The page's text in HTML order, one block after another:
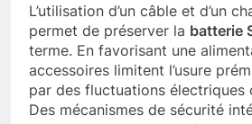
L’utilisation d’un câble et d’un
permet de préserver la batterie
terme. En favorisant une
accessoires limitent l’usure
par des fluctuations électriques
Des mécanismes de sécurité